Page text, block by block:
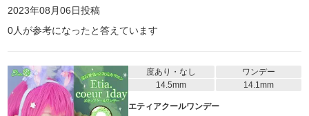
2023年08月06日投稿
0人が参考になったと答えています
度あり・なし
ワンデー
14.5mm
14.1mm
エティアクールワンデー